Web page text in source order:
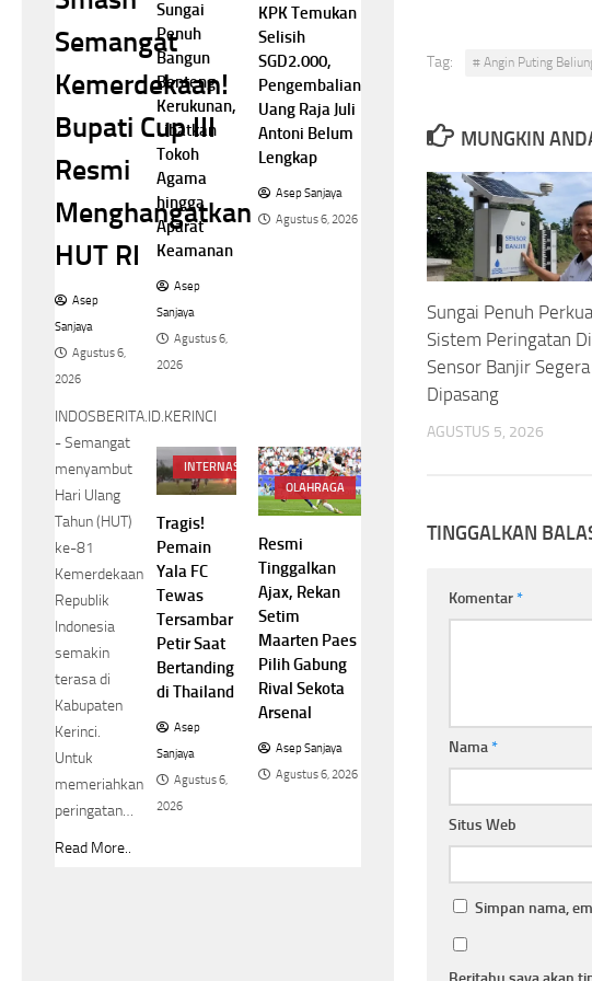
Tag: # Angin Puting
MUNGKIN
Sungai Penuh
Sistem Peringatan
Sensor Banjir Segera
Dipasang
AGUSTUS 5, 2026
TINGGALKAN
Komentar*
Nama*
Situs Web
Simpan nama,
Semangat
Kemerdekaan!
Bupati Cup III
Resmi
Menghangatkan
HUT RI
Asep
Sanjaya
Agustus 6,
2026
INDOSBERITA.ID.KERINCI
- Semangat
menyambut
Hari Ulang
Tahun (HUT)
ke-81
Kemerdekaan
Republik
Indonesia
semakin
terasa di
Kabupaten
Kerinci.
Untuk
memeriahkan
peringatan…
Read More..
Sungai
Penuh
Bangun
Benteng
Kerukunan,
Libatkan
Tokoh
Agama
hingga
Aparat
Keamanan
Asep
Sanjaya
Agustus 6,
2026
KPK Temukan
Selisih
SGD2.000,
Pengembalian
Uang Raja Juli
Antoni Belum
Lengkap
Asep Sanjaya
Agustus 6, 2026
INTERNASIONAL
Tragis!
Pemain
Yala FC
Tewas
Tersambar
Petir Saat
Bertanding
di Thailand
Asep
Sanjaya
Agustus 6,
2026
OLAHRAGA
Resmi
Tinggalkan
Ajax, Rekan
Setim
Maarten Paes
Pilih Gabung
Rival Sekota
Arsenal
Asep Sanjaya
Agustus 6, 2026